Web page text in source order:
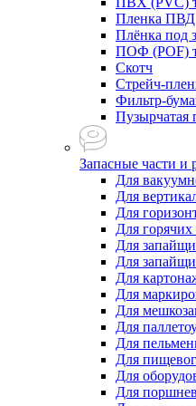
Пленка ПВД
Плёнка под
ПОФ (POF)
Скотч
Стрейч-
Фильтр-
Пузырчатая
Запасные части и
Для
Для
Для
Для горячих
Для
Для
Для
Для
Для
Для
Для
Для
Для
Для